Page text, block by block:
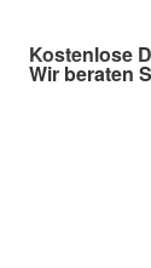
Kostenlose
Wir beraten